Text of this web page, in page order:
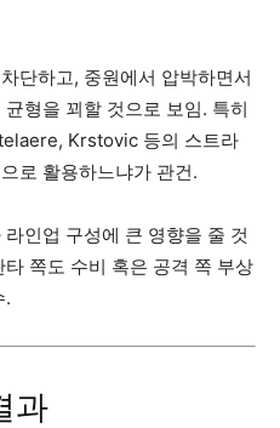
단하고, 중원에서 압박하면서
형을 꾀할 것으로 보임. 특히
Krstovic 등의 스트라
로 활용하느냐가 관건.
인업 구성에 큰 영향을 줄 것
쪽도 수비 혹은 공격 쪽 부상
.
과